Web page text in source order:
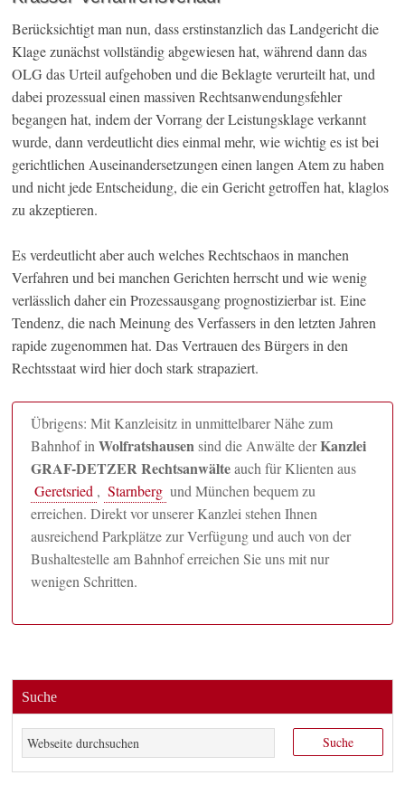
Berücksichtigt man nun, dass erstinstanzlich das Landgericht die
Klage zunächst vollständig abgewiesen hat, während dann das
OLG das Urteil aufgehoben und die Beklagte verurteilt hat, und
dabei prozessual einen massiven Rechtsanwendungsfehler
begangen hat, indem der Vorrang der Leistungsklage verkannt
wurde, dann verdeutlicht dies einmal mehr, wie wichtig es ist bei
gerichtlichen Auseinandersetzungen einen langen Atem zu haben
und nicht jede Entscheidung, die ein Gericht getroffen hat, klaglos
zu akzeptieren.
Es verdeutlicht aber auch welches Rechtschaos in manchen
Verfahren und bei manchen Gerichten herrscht und wie wenig
verlässlich daher ein Prozessausgang prognostizierbar ist. Eine
Tendenz, die nach Meinung des Verfassers in den letzten Jahren
rapide zugenommen hat. Das Vertrauen des Bürgers in den
Rechtsstaat wird hier doch stark strapaziert.
Übrigens: Mit Kanzleisitz in unmittelbarer Nähe zum
Bahnhof inWolfratshausensind die Anwälte derKanzlei
GRAF-DETZER Rechtsanwälteauch für Klienten aus
Geretsried , Starnberg und München bequem zu
erreichen. Direkt vor unserer Kanzlei stehen Ihnen
ausreichend Parkplätze zur Verfügung und auch von der
Bushaltestelle am Bahnhof erreichen Sie uns mit nur
wenigen Schritten.
Suche